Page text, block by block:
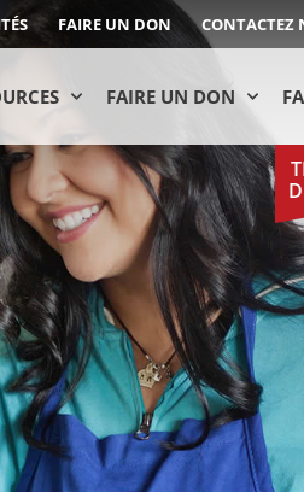
FAIRE UN DON CONTACTEZ
FAIRE UN DON